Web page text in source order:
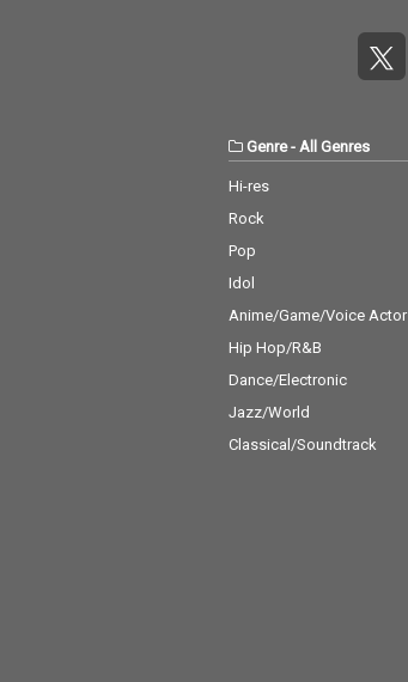
Genre- All Genres
Hi-res
Rock
Pop
Idol
Anime/Game/Voice Actor
Hip Hop/R&B
Dance/Electronic
Jazz/World
Classical/Soundtrack